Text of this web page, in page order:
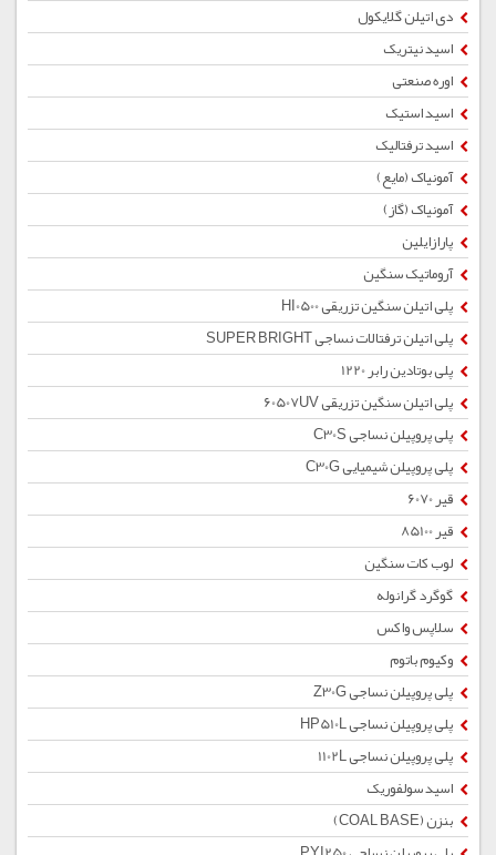
دی اتیلن گلایکول
اسید نیتریک
اوره صنعتی
اسید استیک
اسید ترفتالیک
آمونیاک (مایع)
آمونیاک (گاز)
پارازایلین
آروماتیک سنگین
پلی اتیلن سنگین تزریقی HI0500
پلی اتیلن ترفتالات نساجی SUPER BRIGHT
پلی بوتادین رابر 1220
پلی اتیلن سنگین تزریقی 60507UV
پلی پروپیلن نساجی C30S
پلی پروپیلن شیمیایی C30G
قیر 6070
قیر 85100
لوب کات سنگین
گوگرد گرانوله
سلاپس واکس
وکیوم باتوم
پلی پروپیلن نساجی Z30G
پلی پروپیلن نساجی HP510L
پلی پروپیلن نساجی 1102L
اسید سولفوریک
بنزن (COAL BASE)